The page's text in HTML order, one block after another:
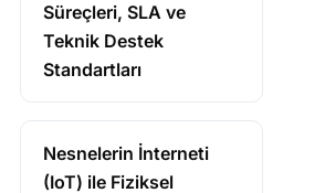
Süreçleri, SLA ve
Teknik Destek
Standartları
Nesnelerin İnterneti
(IoT) ile Fiziksel